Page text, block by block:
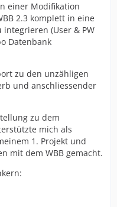
einer Modifikation
2.3 komplett in eine
(User & PW
Datenbank
zu den unzähligen
und anschliessender
zu dem
mich als
1. Projekt und
mit dem WBB gemacht.